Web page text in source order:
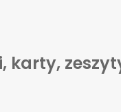
karty,